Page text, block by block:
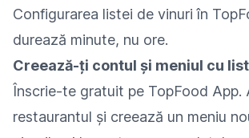
Configurarea listei de vinuri în
durează minute, nu ore.
Creează-ți contul și meniul cu
Înscrie-te gratuit pe TopFood App.
restaurantul și creează un meniu